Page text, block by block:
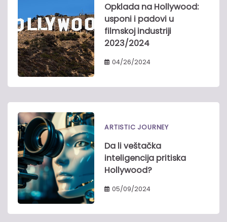
Opklada na Hollywood:
usponi i padovi u
filmskoj industriji
2023/2024
04/26/2024
ARTISTIC JOURNEY
Da li veštačka
inteligencija pritiska
Hollywood?
05/09/2024